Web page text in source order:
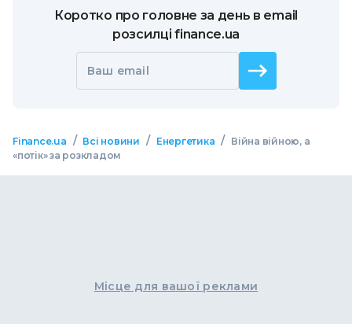
Коротко про головне за день в email
розсилці finance.ua
Ваш email
Finance.ua / Всі новини / Енергетика / Війна війною, а
«потік» за розкладом
Місце для вашої реклами